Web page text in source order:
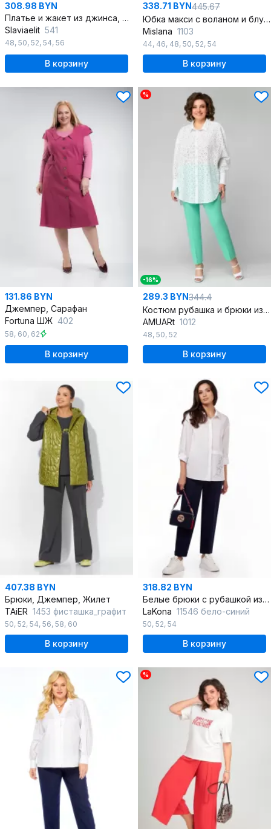
308.98 BYN
Платье и жакет из джинса, хлопка и шифона в классическом стиле
Slaviaelit 541
48, 50, 52, 54, 56
В корзину
338.71 BYN445.67
Юбка макси с воланом и блузой на резинке из текстиля
Mislana 1103
44, 46, 48, 50, 52, 54
В корзину
131.86 BYN
Джемпер, Сарафан
Fortuna ШЖ 402
58, 60, 62
В корзину
%
-16%
289.3 BYN344.4
Костюм рубашка и брюки из хлопка для повседневной носки
AMUARt 1012
48, 50, 52
В корзину
407.38 BYN
Брюки, Джемпер, Жилет
TAiER 1453 фисташка_графит
50, 52, 54, 56, 58, 60
В корзину
318.82 BYN
Белые брюки с рубашкой из хлопка и трикотажа
LaKona 11546 бело-синий
50, 52, 54
В корзину
%